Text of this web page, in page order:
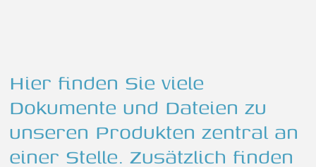
Hier finden Sie viele
Dokumente und Dateien zu
unseren Produkten zentral an
einer Stelle. Zusätzlich finden